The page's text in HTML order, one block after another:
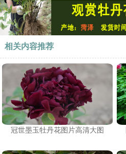
相关内容推荐
冠世墨玉牡丹花图片高清大图